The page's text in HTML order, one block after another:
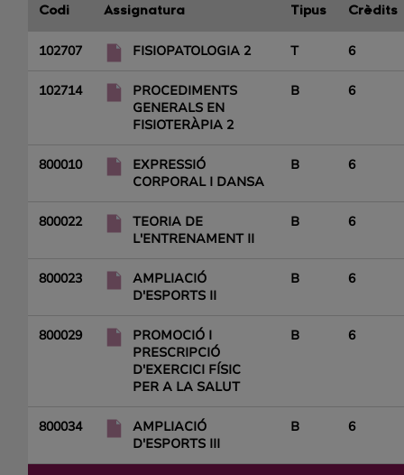
Codi Assignatura Tipus Crèdits
102707 FISIOPATOLOGIA 2 T 6
102714
PROCEDIMENTS
GENERALS EN
FISIOTERÀPIA 2
B 6
800010
EXPRESSIÓ
CORPORAL I DANSA
B 6
800022
TEORIA DE
L'ENTRENAMENT II
B 6
800023
AMPLIACIÓ
D'ESPORTS II
B 6
800029
PROMOCIÓ I
PRESCRIPCIÓ
D'EXERCICI FÍSIC
PER A LA SALUT
B 6
800034
AMPLIACIÓ
D'ESPORTS III
B 6